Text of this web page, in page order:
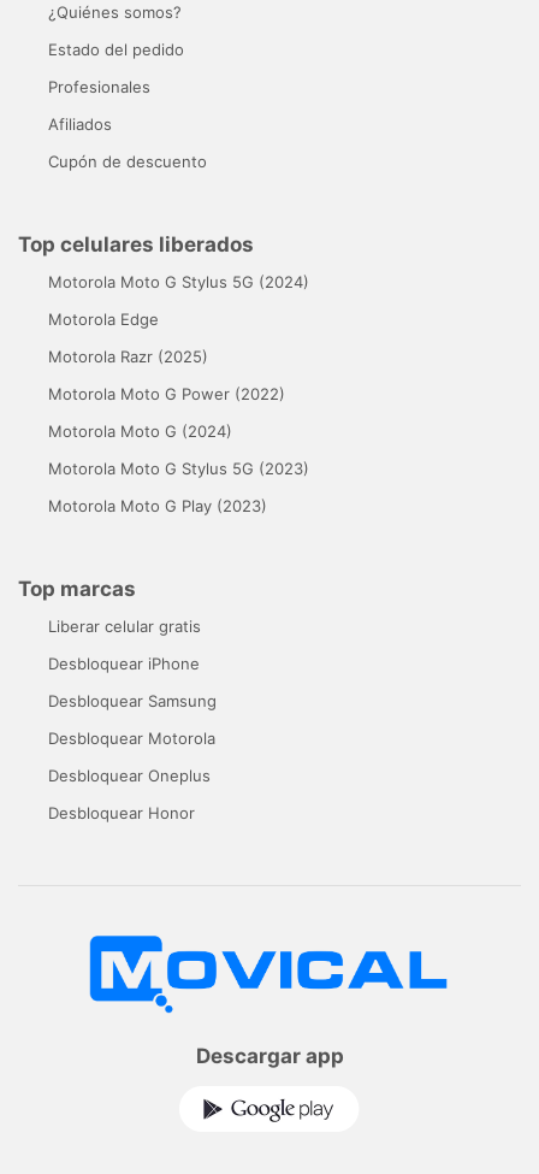
¿Quiénes somos?
Estado del pedido
Profesionales
Afiliados
Cupón de descuento
Top celulares liberados
Motorola Moto G Stylus 5G (2024)
Motorola Edge
Motorola Razr (2025)
Motorola Moto G Power (2022)
Motorola Moto G (2024)
Motorola Moto G Stylus 5G (2023)
Motorola Moto G Play (2023)
Top marcas
Liberar celular gratis
Desbloquear iPhone
Desbloquear Samsung
Desbloquear Motorola
Desbloquear Oneplus
Desbloquear Honor
Descargar app